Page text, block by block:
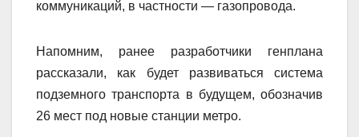
коммуникаций, в частности — газопрoвода.
Напомним, ранее разработчики генплана
рассказали, как будет развиваться система
подземного транспорта в будущем, обозначив
26 мест под новые станции метро.